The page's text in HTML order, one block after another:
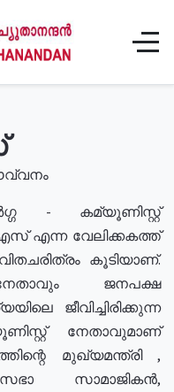
- കമ്യൂണിസ്റ്റ്
എന്ന വേലിക്കകത്ത്
കൂടിയാണ്.
ജനപക്ഷ
ജീവിച്ചിരിക്കുന്ന
നേതാവുമാണ്
മുഖ്യമന്ത്രി ,
സാമാജികൻ,